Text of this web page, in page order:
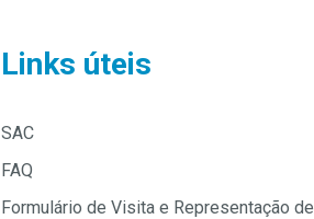
Links úteis
SAC
FAQ
Formulário de Visita e Representação de